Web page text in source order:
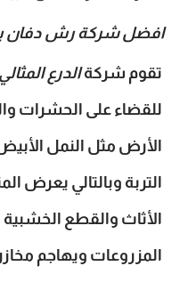
افضل شركة رش دفان
تقوم شركةالدرع المثالي
للقضاء على الحشرات
الأرض مثل النمل
التربة وبالتالي يعرض
الأثاث والقطع
المزروعات ويهاجم